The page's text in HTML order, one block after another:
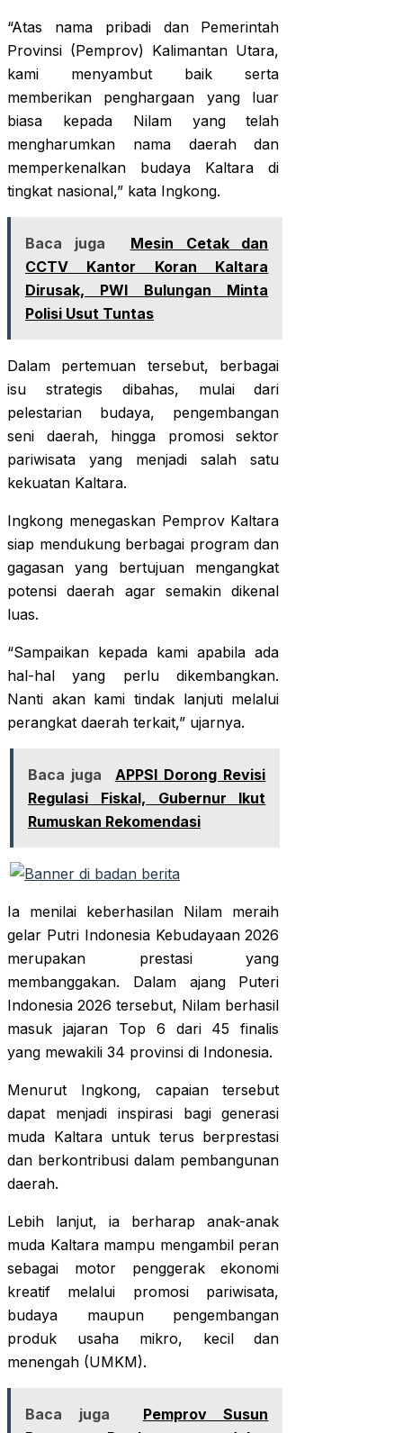
“Atas nama pribadi dan Pemerintah
Provinsi (Pemprov) Kalimantan Utara,
kami menyambut baik serta
memberikan penghargaan yang luar
biasa kepada Nilam yang telah
mengharumkan nama daerah dan
memperkenalkan budaya Kaltara di
tingkat nasional,” kata Ingkong.
Baca juga
Mesin Cetak dan
CCTV Kantor Koran Kaltara
Dirusak, PWI Bulungan Minta
Polisi Usut Tuntas
Dalam pertemuan tersebut, berbagai
isu strategis dibahas, mulai dari
pelestarian budaya, pengembangan
seni daerah, hingga promosi sektor
pariwisata yang menjadi salah satu
kekuatan Kaltara.
Ingkong menegaskan Pemprov Kaltara
siap mendukung berbagai program dan
gagasan yang bertujuan mengangkat
potensi daerah agar semakin dikenal
luas.
“Sampaikan kepada kami apabila ada
hal-hal yang perlu dikembangkan.
Nanti akan kami tindak lanjuti melalui
perangkat daerah terkait,” ujarnya.
Baca juga
APPSI Dorong Revisi
Regulasi Fiskal, Gubernur Ikut
Rumuskan Rekomendasi
Ia menilai keberhasilan Nilam meraih
gelar Putri Indonesia Kebudayaan 2026
merupakan prestasi yang
membanggakan. Dalam ajang Puteri
Indonesia 2026 tersebut, Nilam berhasil
masuk jajaran Top 6 dari 45 finalis
yang mewakili 34 provinsi di Indonesia.
Menurut Ingkong, capaian tersebut
dapat menjadi inspirasi bagi generasi
muda Kaltara untuk terus berprestasi
dan berkontribusi dalam pembangunan
daerah.
Lebih lanjut, ia berharap anak-anak
muda Kaltara mampu mengambil peran
sebagai motor penggerak ekonomi
kreatif melalui promosi pariwisata,
budaya maupun pengembangan
produk usaha mikro, kecil dan
menengah (UMKM).
Baca juga
Pemprov Susun